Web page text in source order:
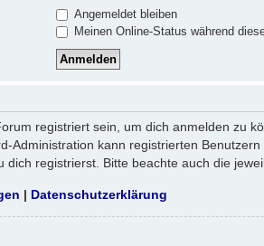
Angemeldet bleiben
Meinen Online-Status während
registriert sein, um dich anmelden zu
Administration kann registrierten
dich registrierst. Bitte beachte auch die
| Datenschutzerklärung